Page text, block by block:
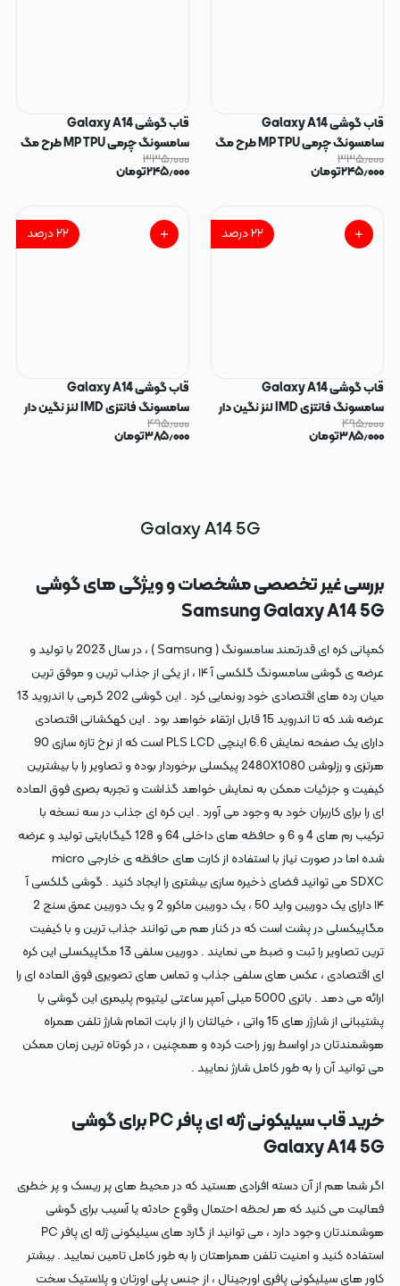
قاب گوشی Galaxy A14
سامسونگ چرمی MP TPU طرح مگ
سیف محافظ لنزدار خاکستری کد
۳۳۵٫۰۰۰
۲۴۵٫۰۰۰تومان
قاب گوشی Galaxy A14
سامسونگ چرمی MP TPU طرح مگ
سیف محافظ لنزدار مشکی کد
۳۳۵٫۰۰۰
۲۴۵٫۰۰۰تومان
۲۲درصد
قاب گوشی Galaxy A14
سامسونگ فانتزی IMD لنز نگین دار
دور مات دکمه کرومی طرح قلب و
پروانه کیوت کد 165671
۴۹۵٫۰۰۰
۳۸۵٫۰۰۰تومان
۲۲درصد
قاب گوشی Galaxy A14
سامسونگ فانتزی IMD لنز نگین دار
دور مات دکمه کرومی طرح قلب و
پروانه کیوت کد 165670
۴۹۵٫۰۰۰
۳۸۵٫۰۰۰تومان
Galaxy A14 5G
بررسی غیر تخصصی مشخصات و ویژگی های گوشی
Samsung Galaxy A14 5G
کمپانی کره ای قدرتمند سامسونگ ( Samsung ) ، در سال 2023 با تولید و
عرضه ی گوشی سامسونگ گلکسی آ ۱۴ ، از یکی از جذاب ترین و موفق ترین
میان رده های اقتصادی خود رونمایی کرد . این گوشی 202 گرمی با اندروید 13
عرضه شد که تا اندروید 15 قابل ارتقاء خواهد بود . این کهکشانی اقتصادی
دارای یک صفحه نمایش 6.6 اینچی PLS LCD است که از نرخ تازه سازی 90
هرتزی و رزلوشن 2480X1080 پیکسلی برخوردار بوده و تصاویر را با بیشترین
کیفیت و جزئیات ممکن به نمایش خواهد گذاشت و تجربه بصری فوق العاده
ای را برای کاربران خود به وجود می آورد . این کره ای جذاب در سه نسخه با
ترکیب رم های 4 و 6 و حافظه های داخلی 64 و 128 گیگابایتی تولید و عرضه
شده اما در صورت نیاز با استفاده از کارت های حافظه ی خارجی micro
SDXC می توانید فضای ذخیره سازی بیشتری را ایجاد کنید . گوشی گلکسی آ
۱۴ دارای یک دوربین واید 50 ، یک دوربین ماکرو 2 و یک دوربین عمق سنج 2
مگاپیکسلی در پشت است که در کنار هم می توانند جذاب ترین و با کیفیت
ترین تصاویر را ثبت و ضبط می نمایند . دوربین سلفی 13 مگاپیکسلی این کره
ای اقتصادی ، عکس های سلفی جذاب و تماس های تصویری فوق العاده ای را
ارائه می دهد . باتری 5000 میلی آمپر ساعتی لیتیوم پلیمری این گوشی با
پشتیبانی از شارژر های 15 واتی ، خیالتان را از بابت اتمام شارژ تلفن همراه
هوشمندتان در اواسط روز راحت کرده و همچنین ، در کوتاه ترین زمان ممکن
می توانید آن را به طور کامل شارژ نمایید .
خرید قاب سیلیکونی ژله ای پافر PC برای گوشی
Galaxy A14 5G
اگر شما هم از آن دسته افرادی هستید که در محیط های پر ریسک و پر خطری
فعالیت می کنید که هر لحظه احتمال وقوع حادثه یا آسیب برای گوشی
هوشمندتان وجود دارد ، می توانید از گارد های سیلیکونی ژله ای پافر PC
استفاده کنید و امنیت تلفن همراهتان را به طور کامل تامین نمایید . بیشتر
کاور های سیلیکونی پافری اورجینال ، از جنس پلی اورتان و پلاستیک سخت